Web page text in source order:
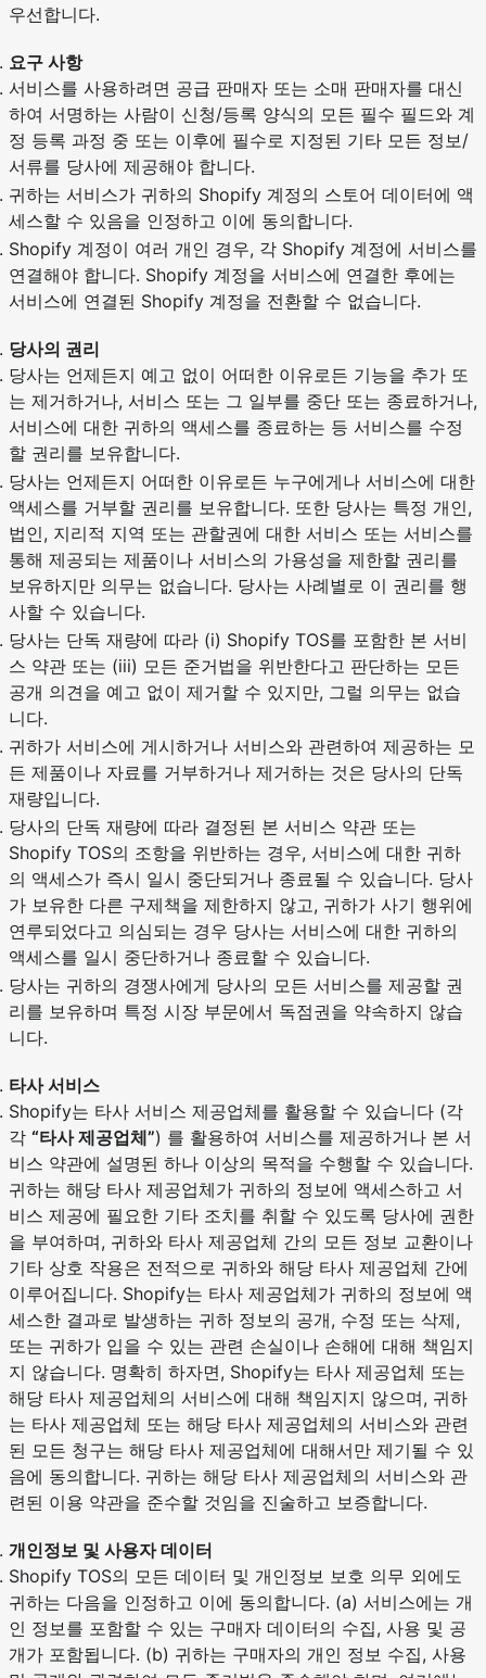
우선합니다.
요구 사항
서비스를 사용하려면 공급 판매자 또는 소매 판매자를 대신
하여 서명하는 사람이 신청/등록 양식의 모든 필수 필드와 계
정 등록 과정 중 또는 이후에 필수로 지정된 기타 모든 정보/
서류를 당사에 제공해야 합니다.
귀하는 서비스가 귀하의 Shopify 계정의 스토어 데이터에 액
세스할 수 있음을 인정하고 이에 동의합니다.
Shopify 계정이 여러 개인 경우, 각 Shopify 계정에 서비스를
연결해야 합니다. Shopify 계정을 서비스에 연결한 후에는
서비스에 연결된 Shopify 계정을 전환할 수 없습니다.
당사의 권리
당사는 언제든지 예고 없이 어떠한 이유로든 기능을 추가 또
는 제거하거나, 서비스 또는 그 일부를 중단 또는 종료하거나,
서비스에 대한 귀하의 액세스를 종료하는 등 서비스를 수정
할 권리를 보유합니다.
당사는 언제든지 어떠한 이유로든 누구에게나 서비스에 대한
액세스를 거부할 권리를 보유합니다. 또한 당사는 특정 개인,
법인, 지리적 지역 또는 관할권에 대한 서비스 또는 서비스를
통해 제공되는 제품이나 서비스의 가용성을 제한할 권리를
보유하지만 의무는 없습니다. 당사는 사례별로 이 권리를 행
사할 수 있습니다.
당사는 단독 재량에 따라 (i) Shopify TOS를 포함한 본 서비
스 약관 또는 (iii) 모든 준거법을 위반한다고 판단하는 모든
공개 의견을 예고 없이 제거할 수 있지만, 그럴 의무는 없습
니다.
귀하가 서비스에 게시하거나 서비스와 관련하여 제공하는 모
든 제품이나 자료를 거부하거나 제거하는 것은 당사의 단독
재량입니다.
당사의 단독 재량에 따라 결정된 본 서비스 약관 또는
Shopify TOS의 조항을 위반하는 경우, 서비스에 대한 귀하
의 액세스가 즉시 일시 중단되거나 종료될 수 있습니다. 당사
가 보유한 다른 구제책을 제한하지 않고, 귀하가 사기 행위에
연루되었다고 의심되는 경우 당사는 서비스에 대한 귀하의
액세스를 일시 중단하거나 종료할 수 있습니다.
당사는 귀하의 경쟁사에게 당사의 모든 서비스를 제공할 권
리를 보유하며 특정 시장 부문에서 독점권을 약속하지 않습
니다.
타사 서비스
Shopify는 타사 서비스 제공업체를 활용할 수 있습니다 (각
각 “타사 제공업체”) 를 활용하여 서비스를 제공하거나 본 서
비스 약관에 설명된 하나 이상의 목적을 수행할 수 있습니다.
귀하는 해당 타사 제공업체가 귀하의 정보에 액세스하고 서
비스 제공에 필요한 기타 조치를 취할 수 있도록 당사에 권한
을 부여하며, 귀하와 타사 제공업체 간의 모든 정보 교환이나
기타 상호 작용은 전적으로 귀하와 해당 타사 제공업체 간에
이루어집니다. Shopify는 타사 제공업체가 귀하의 정보에 액
세스한 결과로 발생하는 귀하 정보의 공개, 수정 또는 삭제,
또는 귀하가 입을 수 있는 관련 손실이나 손해에 대해 책임지
지 않습니다. 명확히 하자면, Shopify는 타사 제공업체 또는
해당 타사 제공업체의 서비스에 대해 책임지지 않으며, 귀하
는 타사 제공업체 또는 해당 타사 제공업체의 서비스와 관련
된 모든 청구는 해당 타사 제공업체에 대해서만 제기될 수 있
음에 동의합니다. 귀하는 해당 타사 제공업체의 서비스와 관
련된 이용 약관을 준수할 것임을 진술하고 보증합니다.
개인정보 및 사용자 데이터
Shopify TOS의 모든 데이터 및 개인정보 보호 의무 외에도
귀하는 다음을 인정하고 이에 동의합니다. (a) 서비스에는 개
인 정보를 포함할 수 있는 구매자 데이터의 수집, 사용 및 공
개가 포함됩니다. (b) 귀하는 구매자의 개인 정보 수집, 사용